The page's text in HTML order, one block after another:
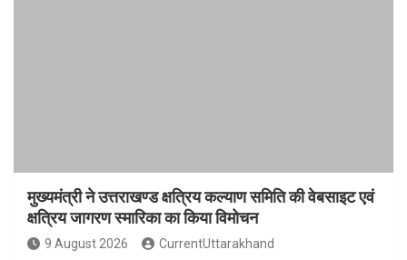
मुख्यमंत्री ने उत्तराखण्ड क्षत्रिय कल्याण समिति की वेबसाइट एवं
क्षत्रिय जागरण स्मारिका का किया विमोचन
9 August 2026 CurrentUttarakhand